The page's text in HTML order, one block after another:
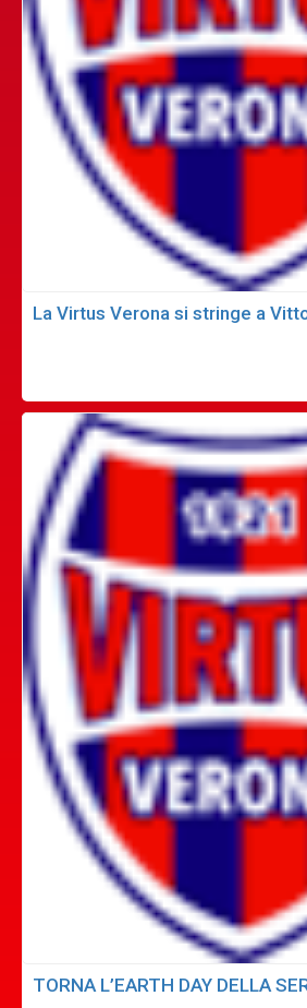
La Virtus Verona si stringe a
TORNA L’EARTH DAY DELLA